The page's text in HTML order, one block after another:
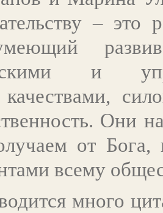
–
и
Они
от
всему
много